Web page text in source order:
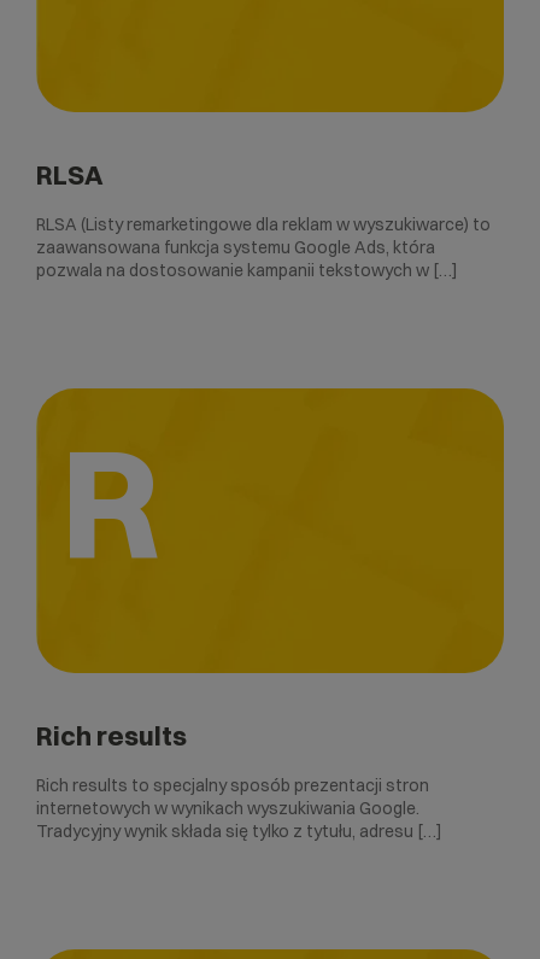
RLSA
RLSA (Listy remarketingowe dla reklam w wyszukiwarce) to
zaawansowana funkcja systemu Google Ads, która
pozwala na dostosowanie kampanii tekstowych w […]
R
Rich results
Rich results to specjalny sposób prezentacji stron
internetowych w wynikach wyszukiwania Google.
Tradycyjny wynik składa się tylko z tytułu, adresu […]